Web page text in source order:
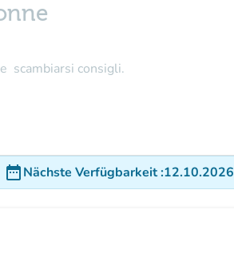
scambiarsi consigli.
date_rangeNächste Verfügbarkeit:12.10.2026